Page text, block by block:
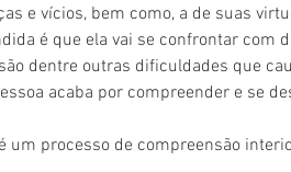
e vícios, bem como, a de suas
é que ela vai se confrontar
dentre outras dificuldades que
acaba por compreender e se
um processo de compreensão